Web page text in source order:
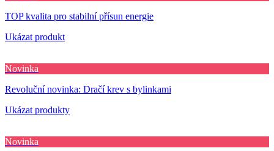
TOP kvalita pro stabilní přísun energie
Ukázat produkt
Novinka
Revoluční novinka: Dračí krev s bylinkami
Ukázat produkty
Novinka